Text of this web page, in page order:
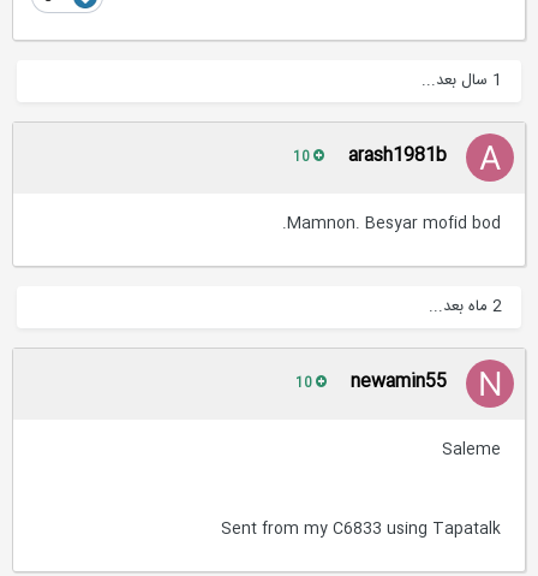
arash1981b
Mamnon. Besyar mofid bod.
newamin55
Saleme
Sent from my C6833 using Tapatalk